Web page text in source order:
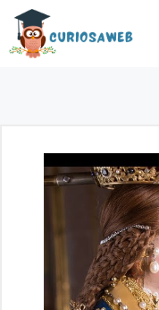
Saltar
contenido